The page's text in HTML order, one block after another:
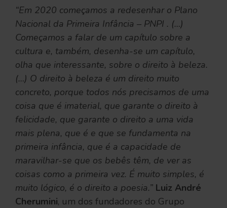
“Em 2020 começamos a redesenhar o Plano
Nacional da Primeira Infância – PNPI . (…)
Começamos a falar de um capítulo sobre a
cultura e, também, desenha-se um capítulo,
olha que interessante, sobre o direito à beleza.
(…) O direito à beleza é um direito muito
concreto, porque todos nós precisamos de uma
coisa que é imaterial, que garante o direito à
felicidade, que garante o direito a uma vida
mais plena, que é e que se fundamenta na
primeira infância, que é a capacidade de
maravilhar-se que os bebês têm, de ver as
coisas como a primeira vez. É muito simples, é
muito lógico, é o direito a poesia.” Luiz André
Cherumini, um dos fundadores do Grupo